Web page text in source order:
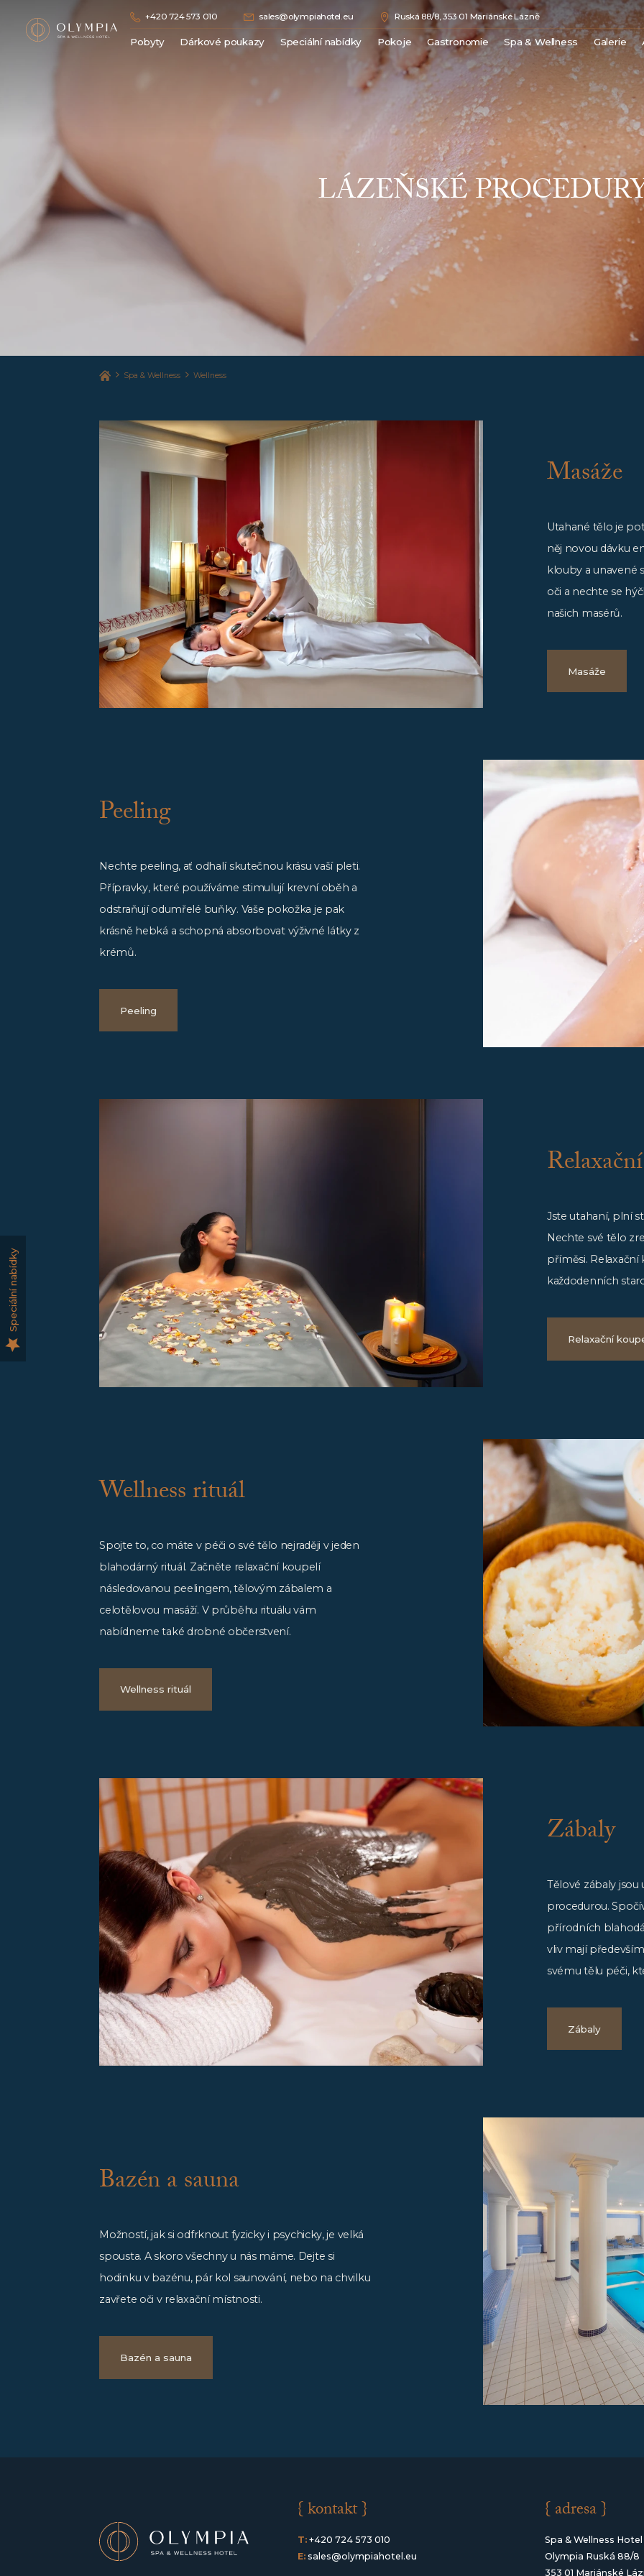
+420 724 573 010 sales@olympiahotel.eu Ruská 88/8, 353 01 Mariánské Lázně
Pobyty
Dárkové poukazy Speciální nabídky
Pokoje
Double Comfort
Junior Suite
Superior Suite
Luxury Suite
Royal Suite
Gastronomie
Spa & Wellness
Medical Spa
Wellness
Beauty
Ceník procedur
Galerie
LÁZEŇSKÉ
Spa & Wellness Wellness
Masáže
Utahané tělo je
něj novou dávku
klouby a unavené
oči a nechte se
našich masérů.
Masáže
Peeling
Nechte peeling, ať odhalí skutečnou krásu vaší pleti.
Přípravky, které používáme stimulují krevní oběh a
odstraňují odumřelé buňky. Vaše pokožka je pak
krásně hebká a schopná absorbovat výživné látky z
krémů.
Peeling
Jste utahaní, plní
Nechte své tělo
příměsi. Relaxační
každodenních
Relaxační
Wellness rituál
Spojte to, co máte v péči o své tělo nejraději v jeden
blahodárný rituál. Začněte relaxační koupelí
následovanou peelingem, tělovým zábalem a
celotělovou masáží. V průběhu rituálu vám
nabídneme také drobné občerstvení.
Wellness rituál
Zábaly
Tělové zábaly
procedurou.
přírodních
vliv mají
svému tělu péči,
Zábaly
Bazén a sauna
Možností, jak si odfrknout fyzicky i psychicky, je velká
spousta. A skoro všechny u nás máme. Dejte si
hodinku v bazénu, pár kol saunování, nebo na chvilku
zavřete oči v relaxační místnosti.
Bazén a sauna
{ kontakt }
T: +420 724 573 010
E: sales@olympiahotel.eu
{ adresa }
Spa & Wellness Hotel
Olympia Ruská 88/8
353 01 Mariánské
Speciální nabídky